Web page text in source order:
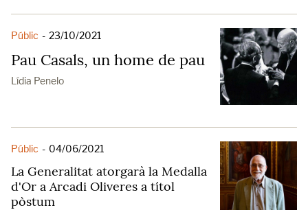
Públic - 23/10/2021
Pau Casals, un home de pau
Lídia Penelo
Públic - 04/06/2021
La Generalitat atorgarà la Medalla
d'Or a Arcadi Oliveres a títol
pòstum